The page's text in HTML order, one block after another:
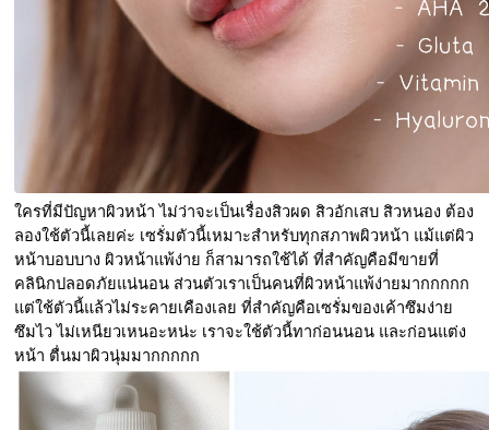
ใครที่มีปัญหาผิวหน้า ไม่ว่าจะเป็นเรื่องสิวผด สิวอักเสบ สิวหนอง ต้อง
ลองใช้ตัวนี้เลยค่ะ เซรั่มตัวนี้เหมาะสำหรับทุกสภาพผิวหน้า แม้แต่ผิว
หน้าบอบบาง ผิวหน้าแพ้ง่าย ก็สามารถใช้ได้ ที่สำคัญคือมีขายที่
คลินิกปลอดภัยแน่นอน ส่วนตัวเราเป็นคนที่ผิวหน้าแพ้ง่ายมากกกกก
แต่ใช้ตัวนี้แล้วไม่ระคายเคืองเลย ที่สำคัญคือเซรั่มของเค้าซึมง่าย
ซึมไว ไม่เหนียวเหนอะหน่ะ เราจะใช้ตัวนี้ทาก่อนนอน และก่อนแต่ง
หน้า ตื่นมาผิวนุ่มมากกกกก